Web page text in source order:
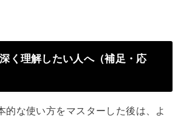
く理解したい人へ（補足・応
的な使い方をマスターした後は、よ